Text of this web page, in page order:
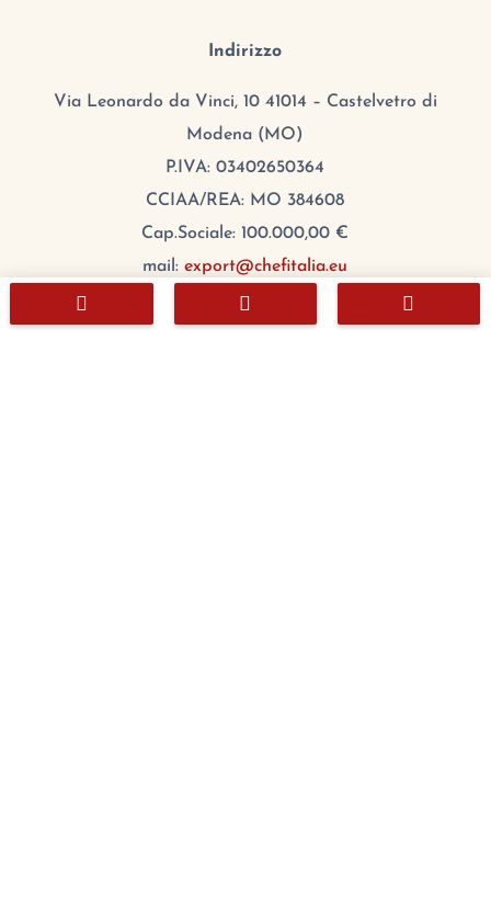
Indirizzo
Via Leonardo da Vinci, 10 41014 – Castelvetro di
Modena (MO)
P.IVA: 03402650364
CCIAA/REA: MO 384608
Cap.Sociale: 100.000,00 €
mail:export@chefitalia.eu
Copyright © 2026
  